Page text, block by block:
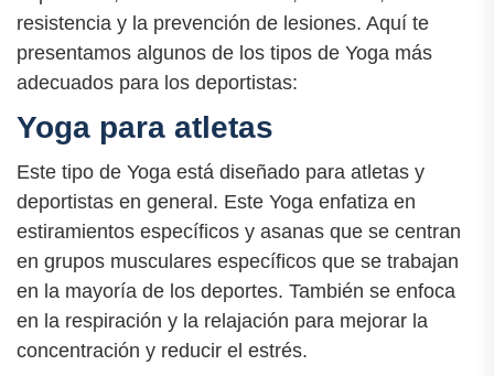
resistencia y la prevención de lesiones. Aquí te
presentamos algunos de los tipos de Yoga más
adecuados para los deportistas:
Yoga para atletas
Este tipo de Yoga está diseñado para atletas y
deportistas en general. Este Yoga enfatiza en
estiramientos específicos y asanas que se centran
en grupos musculares específicos que se trabajan
en la mayoría de los deportes. También se enfoca
en la respiración y la relajación para mejorar la
concentración y reducir el estrés.